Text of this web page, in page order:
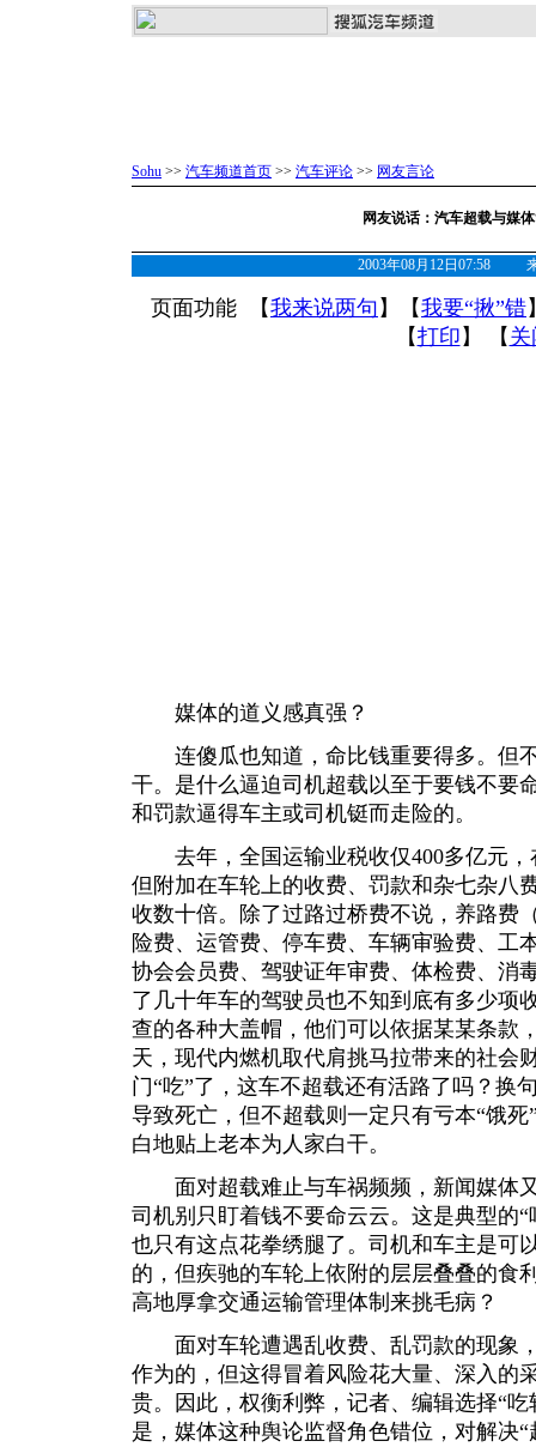
Sohu >> 汽车频道首页 >> 汽车评论 >> 网友言论
网友说话：汽车超载与媒
2003年08月12日07:58
页面功能 【我来说两句 】【我要“揪”错
【打印 】 【 关
媒体的道义感真强？
连傻瓜也知道，命比钱重要得多。但
干。是什么逼迫司机超载以至于要钱不要
和罚款逼得车主或司机铤而走险的。
去年，全国运输业税收仅400多亿元，
但附加在车轮上的收费、罚款和杂七杂八
收数十倍。除了过路过桥费不说，养路费
险费、运管费、停车费、车辆审验费、工
协会会员费、驾驶证年审费、体检费、消
了几十年车的驾驶员也不知到底有多少项
查的各种大盖帽，他们可以依据某某条款
天，现代内燃机取代肩挑马拉带来的社会
门“吃”了，这车不超载还有活路了吗？换
导致死亡，但不超载则一定只有亏本“饿
白地贴上老本为人家白干。
面对超载难止与车祸频频，新闻媒体
司机别只盯着钱不要命云云。这是典型的
也只有这点花拳绣腿了。司机和车主是可
的，但疾驰的车轮上依附的层层叠叠的食
高地厚拿交通运输管理体制来挑毛病？
面对车轮遭遇乱收费、乱罚款的现象
作为的，但这得冒着风险花大量、深入的
贵。因此，权衡利弊，记者、编辑选择“
是，媒体这种舆论监督角色错位，对解